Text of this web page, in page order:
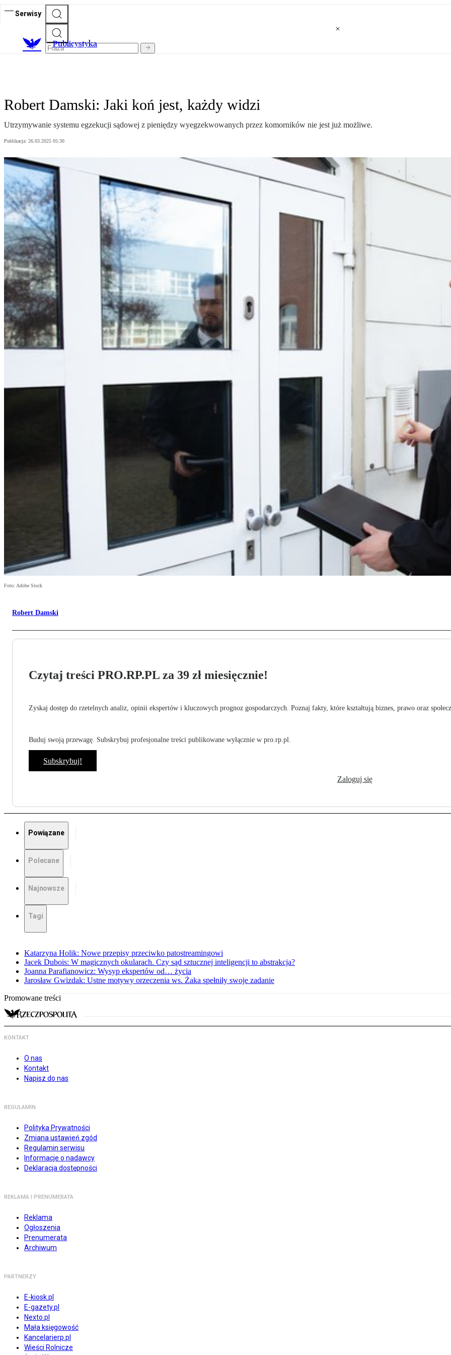
Serwisy
Publicystyka
Robert Damski: Jaki koń jest, każdy widzi
Utrzymywanie systemu egzekucji sądowej z pieniędzy wyegzekwowanych przez komorników nie jest już możliwe.
Publikacja: 26.03.2025 05:30
Foto: Adobe Stock
Robert Damski
Czytaj treści PRO.RP.PL za 39 zł miesięcznie!
Zyskaj dostęp do rzetelnych analiz, opinii ekspertów i kluczowych prognoz gospodarczych. Poznaj fakty, które kształtują biznes, prawo oraz
Buduj swoją przewagę. Subskrybuj profesjonalne treści publikowane wyłącznie w pro.rp.pl.
Subskrybuj!
Zaloguj się
Powiązane
Polecane
Najnowsze
Tagi
Katarzyna Holik: Nowe przepisy przeciwko patostreamingowi
Jacek Dubois: W magicznych okularach. Czy sąd sztucznej inteligencji to abstrakcja?
Joanna Parafianowicz: Wysyp ekspertów od… życia
Jarosław Gwizdak: Ustne motywy orzeczenia ws. Żaka spełniły swoje zadanie
Promowane treści
KONTAKT
O nas
Kontakt
Napisz do nas
REGULAMIN
Polityka Prywatności
Zmiana ustawień zgód
Regulamin serwisu
Informacje o nadawcy
Deklaracja dostępności
REKLAMA I PRENUMERATA
Reklama
Ogłoszenia
Prenumerata
Archiwum
PARTNERZY
E-kiosk.pl
E-gazety.pl
Nexto.pl
Mała księgowość
Kancelarierp.pl
Wieści Rolnicze